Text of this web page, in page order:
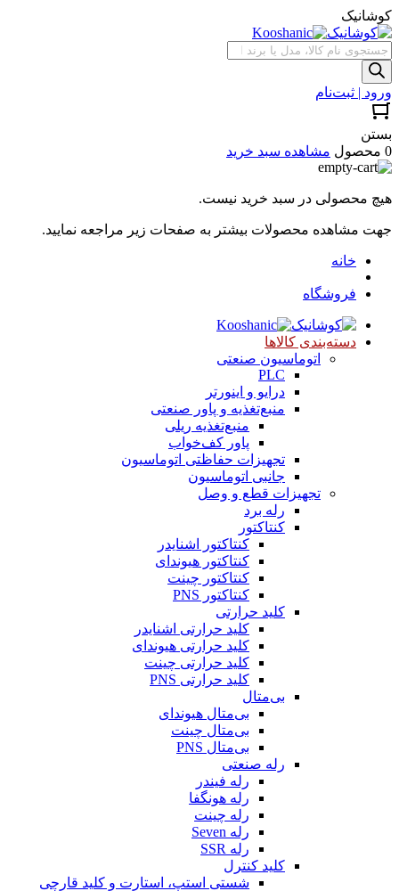
کوشانیک
جستجوی
محصولات
ورود | ثبت‌نام
بستن
0 محصول
مشاهده سبد خرید
هیچ محصولی در سبد خرید نیست.
جهت مشاهده محصولات بیشتر به صفحات زیر مراجعه نمایید.
خانه
فروشگاه
دسته‌بندی کالاها
اتوماسیون صنعتی
PLC
درایو و اینورتر
منبع‌تغذیه و پاور صنعتی
منبع‌تغذیه ریلی
پاور کف‌خواب
تجهیزات حفاظتی اتوماسیون
جانبی اتوماسیون
تجهیزات قطع و وصل
رله برد
کنتاکتور
کنتاکتور اشنایدر
کنتاکتور هیوندای
کنتاکتور چینت
کنتاکتور PNS
کلید حرارتی
کلید حرارتی اشنایدر
کلید حرارتی هیوندای
کلید حرارتی چینت
کلید حرارتی PNS
بی‌متال
بی‌متال هیوندای
بی‌متال چینت
بی‌متال PNS
رله صنعتی
رله فیندر
رله هونگفا
رله چینت
رله Seven
رله SSR
کلید کنترل
شستی استپ، استارت و کلید قارچی